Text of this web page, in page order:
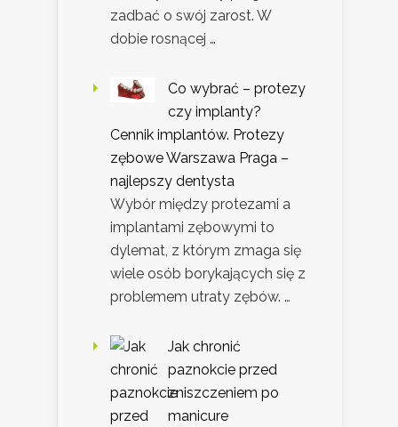
zadbać o swój zarost. W
dobie rosnącej …
Co wybrać – protezy
czy implanty?
Cennik implantów. Protezy
zębowe Warszawa Praga –
najlepszy dentysta
Wybór między protezami a
implantami zębowymi to
dylemat, z którym zmaga się
wiele osób borykających się z
problemem utraty zębów. …
Jak chronić
paznokcie przed
zniszczeniem po
manicure